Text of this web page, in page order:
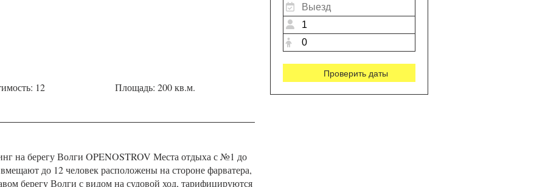
12 Площадь: 200 кв.м.
на берегу Волги OPENOSTROV Места отдыха с №1 до
до 12 человек расположены на стороне фарватера,
берегу Волги с видом на судовой ход, тарифицируются